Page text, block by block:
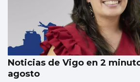
Noticias de Vigo en 2
agosto